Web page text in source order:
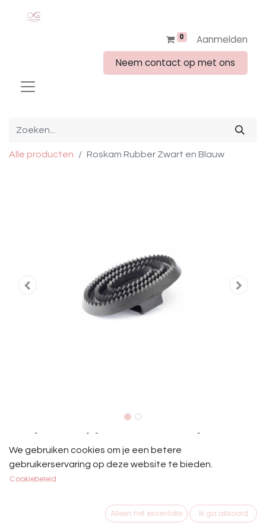
0
Aanmelden
Neem contact op met ons
Alle producten Roskam Rubber Zwart en Blauw
Roskam Rubber Zwart en Blauw
HB: Rosborstel Rubber 16 cm.
€5,95
We gebruiken cookies om je een betere
gebruikerservaring op deze website te bieden.
Cookiebeleid
Alleen het essentiële Ik ga akkoord